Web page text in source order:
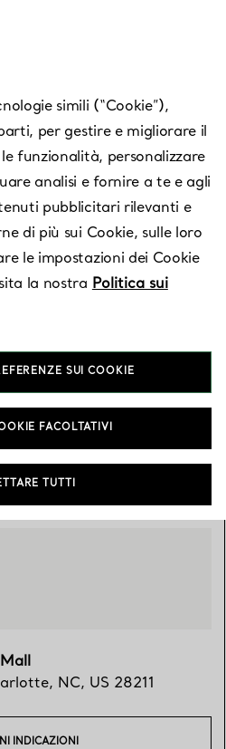
Mall
, NC,US 28211
a trovarci
, NC, US 28211
INDICAZIONI
simili (“Cookie”),
per gestire e migliorare il
funzionalità, personalizzare
analisi e fornire a te e agli
pubblicitari rilevanti e
di più sui Cookie, sulle loro
le impostazioni dei Cookie
la nostra Politica sui
SUI COOKIE
FACOLTATIVI
TUTTI